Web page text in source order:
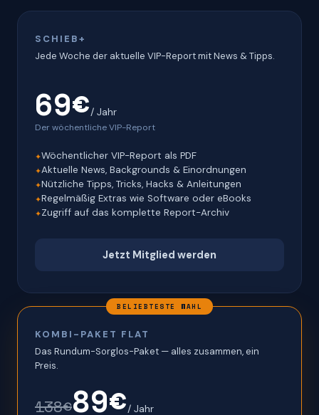
SCHIEB+
Jede Woche der aktuelle VIP-Report mit News & Tipps.
69€/ Jahr
Der wöchentliche VIP-Report
Wöchentlicher VIP-Report als PDF
Aktuelle News, Backgrounds & Einordnungen
Nützliche Tipps, Tricks, Hacks & Anleitungen
Regelmäßig Extras wie Software oder eBooks
Zugriff auf das komplette Report-Archiv
Jetzt Mitglied werden
BELIEBTESTE WAHL
KOMBI-PAKET FLAT
Das Rundum-Sorglos-Paket — alles zusammen, ein
Preis.
138€89€/ Jahr